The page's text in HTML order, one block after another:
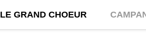
LE GRAND CHOEUR